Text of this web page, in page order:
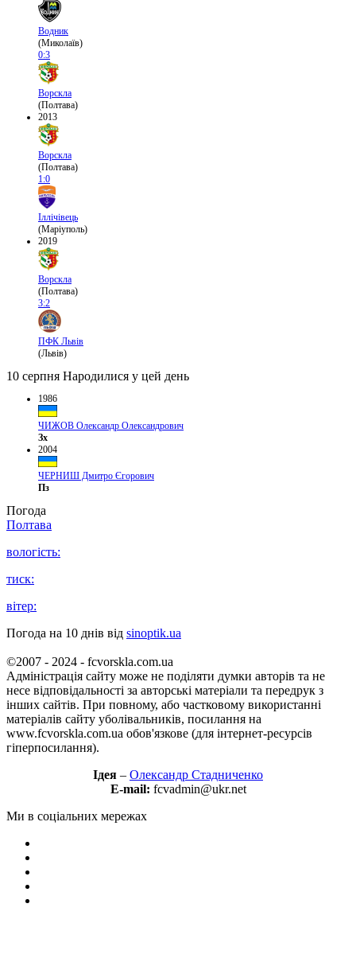
Водник
(Миколаїв)
0:3
Ворскла
(Полтава)
2013
Ворскла
(Полтава)
1:0
Іллічівець
(Маріуполь)
2019
Ворскла
(Полтава)
3:2
ПФК Львів
(Львів)
10 серпня Народилися у цей день
1986
ЧИЖОВ Олександр Олександрович
Зх
2004
ЧЕРНИШ Дмитро Єгорович
Пз
Погода
Полтава
вологість:
тиск:
вітер:
Погода на 10 днів від sinoptik.ua
©2007 - 2024 - fcvorskla.com.ua
Адміністрація сайту може не поділяти думки авторів та не
несе відповідальності за авторські матеріали та передрук з
інших сайтів. При повному, або частковому використанні
матеріалів сайту уболівальників, посилання на
www.fcvorskla.com.ua обов'язкове (для інтернет-ресурсів
гіперпосилання).
Ідея – Олександр Стадниченко
E-mail: fcvadmin@ukr.net
Ми в соціальних мережах